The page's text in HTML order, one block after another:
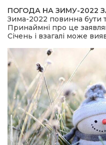
ПОГОДА НА ЗИМУ-2022
Зима-2022 повинна бути
Принаймні про це
Січень і взагалі може